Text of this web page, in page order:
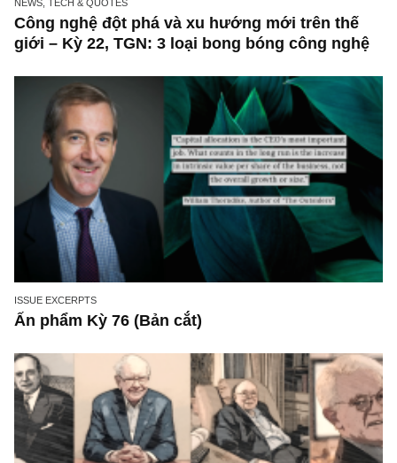
NEWS, TECH & QUOTES
Công nghệ đột phá và xu hướng mới trên
giới – Kỳ 22, TGN: 3 loại bong bóng công